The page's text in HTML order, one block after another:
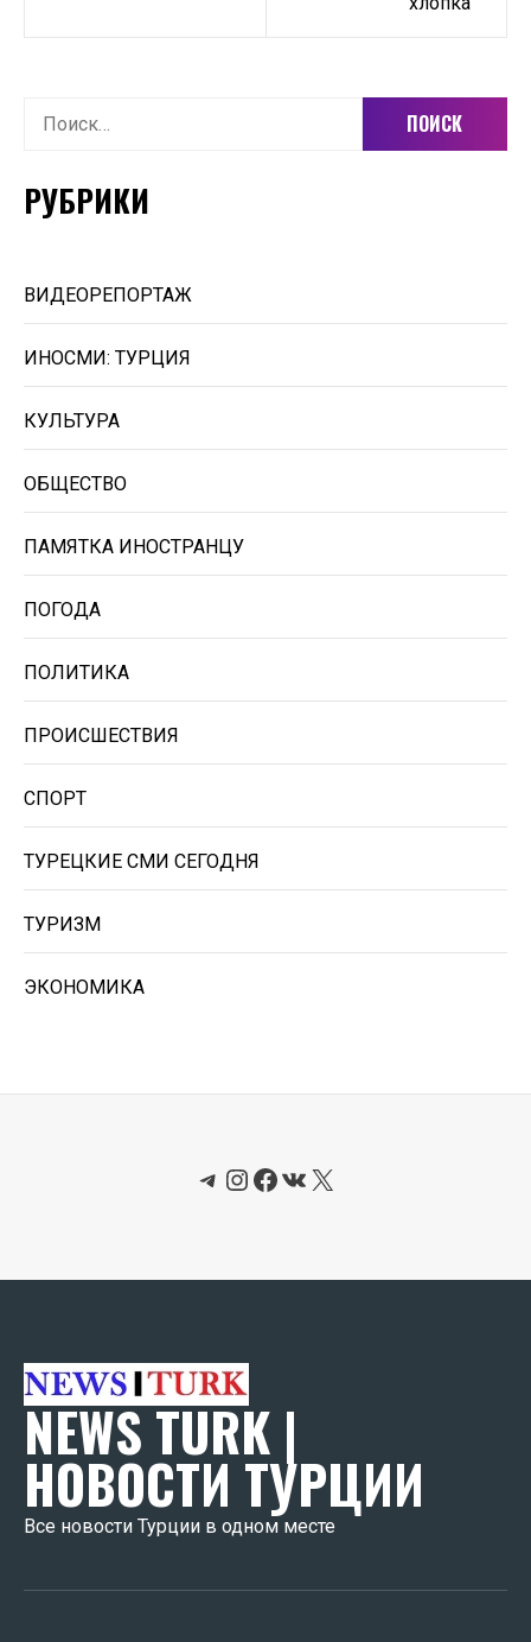
Найти:
РУБРИКИ
ВИДЕОРЕПОРТАЖ
ИНОСМИ: ТУРЦИЯ
КУЛЬТУРА
ОБЩЕСТВО
ПАМЯТКА ИНОСТРАНЦУ
ПОГОДА
ПОЛИТИКА
ПРОИСШЕСТВИЯ
СПОРТ
ТУРЕЦКИЕ СМИ СЕГОДНЯ
ТУРИЗМ
ЭКОНОМИКА
Telegram
Instagram
Facebook
ВКонтакте
X
NEWS TURK |
НОВОСТИ ТУРЦИИ
Все новости Турции в одном месте